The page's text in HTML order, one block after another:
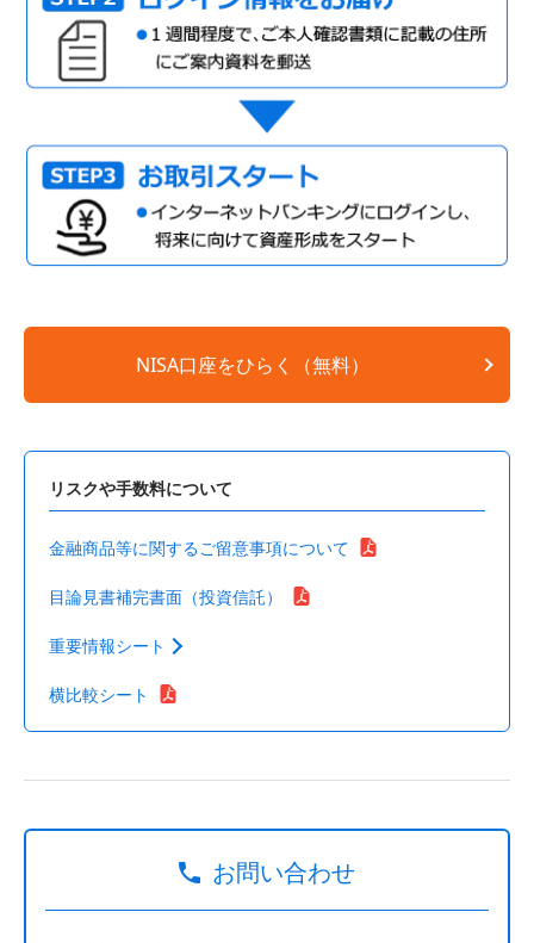
NISA口座をひらく（無料）
リスクや手数料について
金融商品等に関するご留意事項について
目論見書補完書面（投資信託）
重要情報シート
横比較シート
お問い合わせ